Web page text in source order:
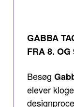
GABBA
FRA 8.
Besøg
elever